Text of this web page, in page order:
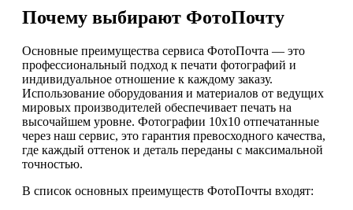
Почему выбирают ФотоПочту
Основные преимущества сервиса ФотоПочта — это
профессиональный подход к печати фотографий и
индивидуальное отношение к каждому заказу.
Использование оборудования и материалов от ведущих
мировых производителей обеспечивает печать на
высочайшем уровне. Фотографии 10х10 отпечатанные
через наш сервис, это гарантия превосходного качества,
где каждый оттенок и деталь переданы с максимальной
точностью.
В список основных преимуществ ФотоПочты входят: